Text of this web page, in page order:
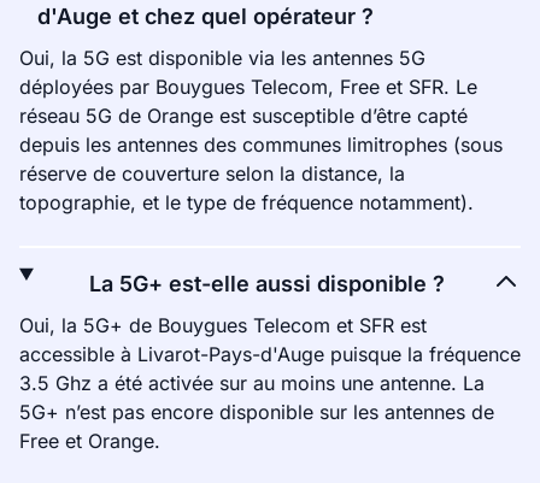
d'Auge et chez quel opérateur ?
Oui, la 5G est disponible via les antennes 5G
déployées par Bouygues Telecom, Free et SFR. Le
réseau 5G de Orange est susceptible d’être capté
depuis les antennes des communes limitrophes (sous
réserve de couverture selon la distance, la
topographie, et le type de fréquence notamment).
La 5G+ est-elle aussi disponible ?
Oui, la 5G+ de Bouygues Telecom et SFR est
accessible à Livarot-Pays-d'Auge puisque la fréquence
3.5 Ghz a été activée sur au moins une antenne. La
5G+ n’est pas encore disponible sur les antennes de
Free et Orange.